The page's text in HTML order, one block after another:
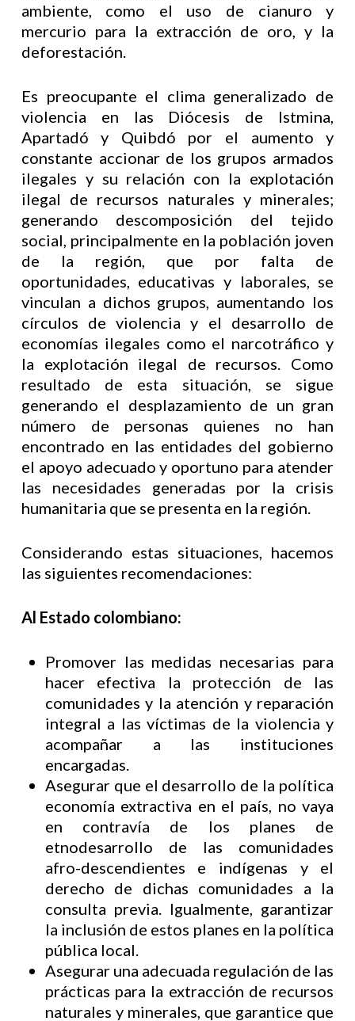
ambiente, como el uso de cianuro y
mercurio para la extracción de oro, y la
deforestación.
Es preocupante el clima generalizado de
violencia en las Diócesis de Istmina,
Apartadó y Quibdó por el aumento y
constante accionar de los grupos armados
ilegales y su relación con la explotación
ilegal de recursos naturales y minerales;
generando descomposición del tejido
social, principalmente en la población joven
de la región, que por falta de
oportunidades, educativas y laborales, se
vinculan a dichos grupos, aumentando los
círculos de violencia y el desarrollo de
economías ilegales como el narcotráfico y
la explotación ilegal de recursos. Como
resultado de esta situación, se sigue
generando el desplazamiento de un gran
número de personas quienes no han
encontrado en las entidades del gobierno
el apoyo adecuado y oportuno para atender
las necesidades generadas por la crisis
humanitaria que se presenta en la región.
Considerando estas situaciones, hacemos
las siguientes recomendaciones:
Al Estado colombiano:
Promover las medidas necesarias para
hacer efectiva la protección de las
comunidades y la atención y reparación
integral a las víctimas de la violencia y
acompañar a las instituciones
encargadas.
Asegurar que el desarrollo de la política
economía extractiva en el país, no vaya
en contravía de los planes de
etnodesarrollo de las comunidades
afro-descendientes e indígenas y el
derecho de dichas comunidades a la
consulta previa. Igualmente, garantizar
la inclusión de estos planes en la política
pública local.
Asegurar una adecuada regulación de las
prácticas para la extracción de recursos
naturales y minerales, que garantice que